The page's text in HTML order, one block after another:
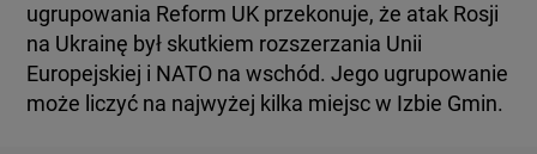
ugrupowania Reform UK przekonuje, że atak Rosji
na Ukrainę był skutkiem rozszerzania Unii
Europejskiej i NATO na wschód. Jego ugrupowanie
może liczyć na najwyżej kilka miejsc w Izbie Gmin.